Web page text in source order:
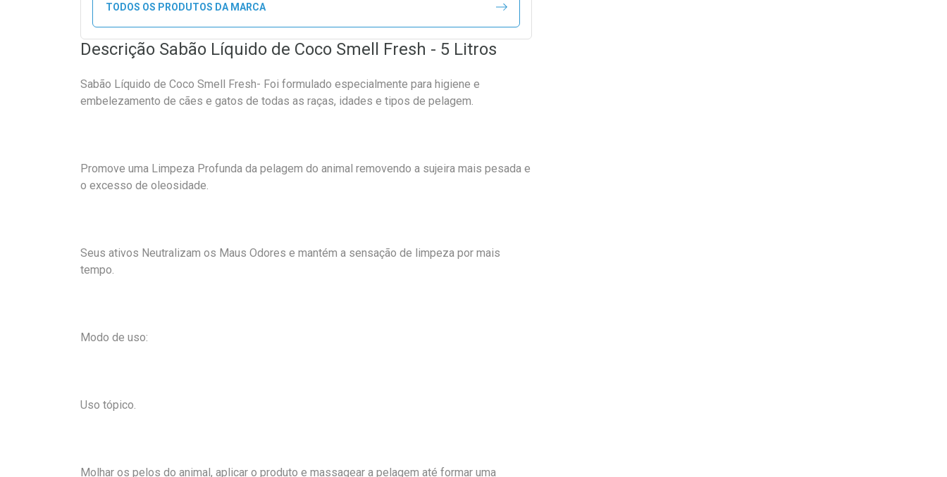
TODOS OS PRODUTOS DA MARCA
Descrição Sabão Líquido de Coco Smell Fresh - 5 Litros
Sabão Líquido de Coco Smell Fresh- Foi formulado especialmente para higiene e
embelezamento de cães e gatos de todas as raças, idades e tipos de pelagem.
Promove uma Limpeza Profunda da pelagem do animal removendo a sujeira mais pesada e
o excesso de oleosidade.
Seus ativos Neutralizam os Maus Odores e mantém a sensação de limpeza por mais
tempo.
Modo de uso:
Uso tópico.
Molhar os pelos do animal, aplicar o produto e massagear a pelagem até formar uma